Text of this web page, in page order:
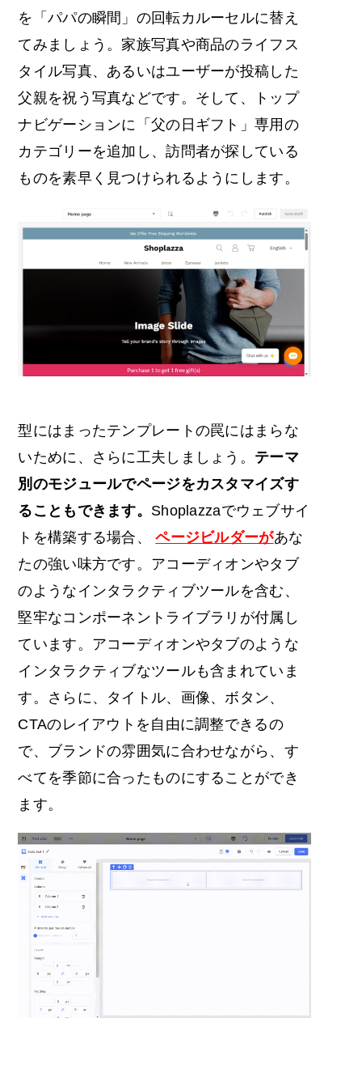
を「パパの瞬間」の回転カルーセルに替え
てみましょう。家族写真や商品のライフス
タイル写真、あるいはユーザーが投稿した
父親を祝う写真などです。そして、トップ
ナビゲーションに「父の日ギフト」専用の
カテゴリーを追加し、訪問者が探している
ものを素早く見つけられるようにします。
型にはまったテンプレートの罠にはまらな
いために、さらに工夫しましょう。 テーマ
別のモジュールでページをカスタマイズす
ることもできます。 Shoplazzaでウェブサイ
トを構築する場合、
ページビルダーがあな
たの強い味方です。アコーディオンやタブ
のようなインタラクティブツールを含む、
堅牢なコンポーネントライブラリが付属し
ています。アコーディオンやタブのような
インタラクティブなツールも含まれていま
す。さらに、タイトル、画像、ボタン、
CTAのレイアウトを自由に調整できるの
で、ブランドの雰囲気に合わせながら、す
べてを季節に合ったものにすることができ
ます。